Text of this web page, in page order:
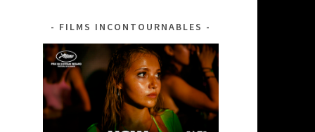
FILMS INCONTOURNABLES